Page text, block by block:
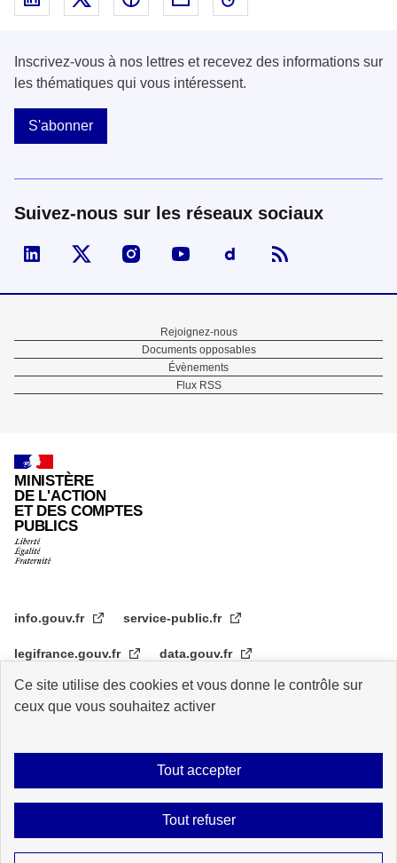
Ce site utilise des cookies et vous donne le contrôle sur
ceux que vous souhaitez activer
Tout accepter
Tout refuser
Inscrivez-vous à nos lettres et recevez des informations sur
les thématiques qui vous intéressent.
S'abonner
Suivez-nous sur les réseaux sociaux
Visiter la page Linked In de fonction publique
Visiter la page X de fonction publique
Visiter la page Instagram de fonction
Visiter la page You Tube de
Visiter la page
Pied
de
Rejoignez-nous
Documents opposables
Évènements
Flux RSS
MINISTÈRE
DE L'ACTION
ET DES COMPTES
PUBLICS
info.gouv.fr service-public.fr
legifrance.gouv.fr data.gouv.fr
transformation.gouv.fr
Archive Statistiques de consultation Logos Données personnelles
Gestion des cookies